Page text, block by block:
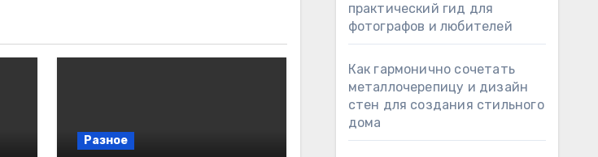
Разное
практический гид для
фотографов и любителей
Как гармонично сочетать
металлочерепицу и дизайн
стен для создания стильного
дома